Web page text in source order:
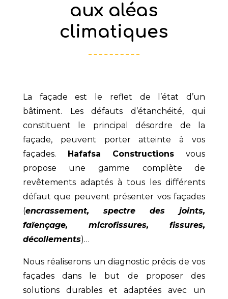
aux aléas
climatiques
La façade est le reflet de l’état d’un
bâtiment. Les défauts d’étanchéité, qui
constituent le principal désordre de la
façade, peuvent porter atteinte à vos
façades. Hafafsa Constructions vous
propose une gamme complète de
revêtements adaptés à tous les différents
défaut que peuvent présenter vos façades
(encrassement, spectre des joints,
faïençage, microfissures, fissures,
décollements)…
Nous réaliserons un diagnostic précis de vos
façades dans le but de proposer des
solutions durables et adaptées avec un